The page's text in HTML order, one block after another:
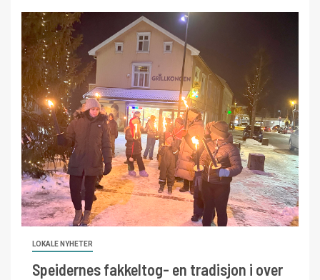
LOKALE NYHETER
Speidernes fakkeltog- en tradisjon i over